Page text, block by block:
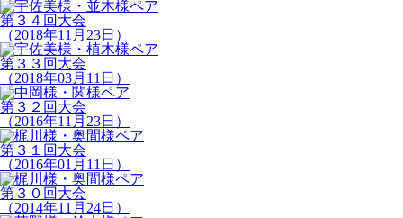
第３４回大会
（2018年11月23日）
第３３回大会
（2018年03月11日）
第３２回大会
（2016年11月23日）
第３１回大会
（2016年01月11日）
第３０回大会
（2014年11月24日）